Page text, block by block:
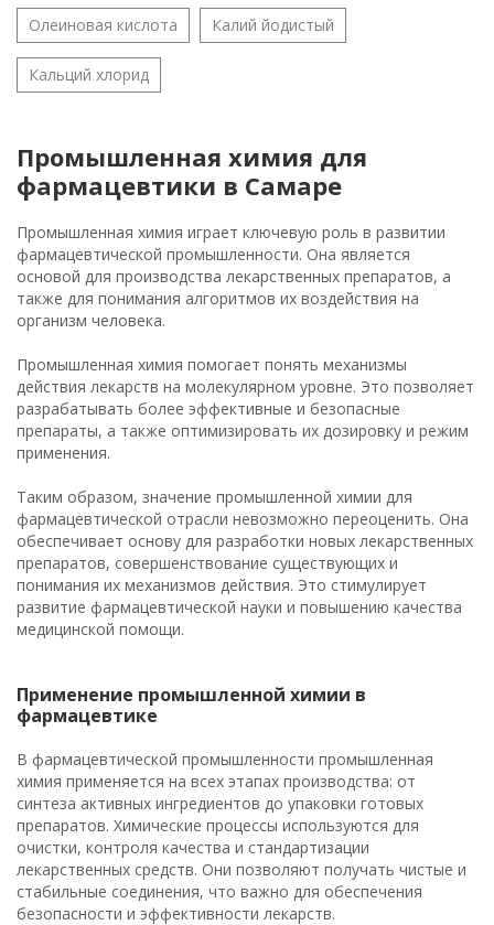
Олеиновая кислота Калий йодистый
Кальций хлорид
Промышленная химия для
фармацевтики в Самаре
Промышленная химия играет ключевую роль в развитии
фармацевтической промышленности. Она является
основой для производства лекарственных препаратов, а
также для понимания алгоритмов их воздействия на
организм человека.
Промышленная химия помогает понять механизмы
действия лекарств на молекулярном уровне. Это позволяет
разрабатывать более эффективные и безопасные
препараты, а также оптимизировать их дозировку и режим
применения.
Таким образом, значение промышленной химии для
фармацевтической отрасли невозможно переоценить. Она
обеспечивает основу для разработки новых лекарственных
препаратов, совершенствование существующих и
понимания их механизмов действия. Это стимулирует
развитие фармацевтической науки и повышению качества
медицинской помощи.
Применение промышленной химии в
фармацевтике
В фармацевтической промышленности промышленная
химия применяется на всех этапах производства: от
синтеза активных ингредиентов до упаковки готовых
препаратов. Химические процессы используются для
очистки, контроля качества и стандартизации
лекарственных средств. Они позволяют получать чистые и
стабильные соединения, что важно для обеспечения
безопасности и эффективности лекарств.